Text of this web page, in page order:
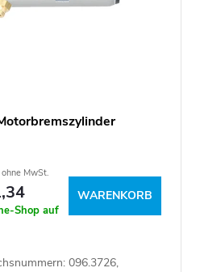
MwSt.
Shop auf
WARENKORB
096.3726,